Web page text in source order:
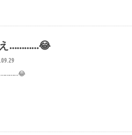
…………😂
…………😂